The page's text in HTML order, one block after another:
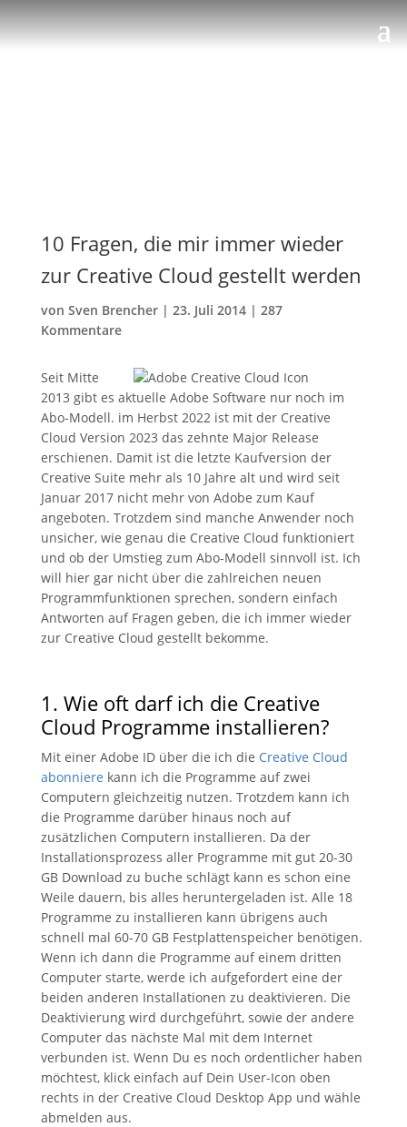
10 Fragen, die mir immer wieder
zur Creative Cloud gestellt werden
von Sven Brencher| 23. Juli 2014 | 287
Kommentare
Seit Mitte
2013 gibt es aktuelle Adobe Software nur noch im
Abo-Modell. im Herbst 2022 ist mit der Creative
Cloud Version 2023 das zehnte Major Release
erschienen. Damit ist die letzte Kaufversion der
Creative Suite mehr als 10 Jahre alt und wird seit
Januar 2017 nicht mehr von Adobe zum Kauf
angeboten. Trotzdem sind manche Anwender noch
unsicher, wie genau die Creative Cloud funktioniert
und ob der Umstieg zum Abo-Modell sinnvoll ist. Ich
will hier gar nicht über die zahlreichen neuen
Programmfunktionen sprechen, sondern einfach
Antworten auf Fragen geben, die ich immer wieder
zur Creative Cloud gestellt bekomme.
1. Wie oft darf ich die Creative
Cloud Programme installieren?
Mit einer Adobe ID über die ich die Creative Cloud
abonniere kann ich die Programme auf zwei
Computern gleichzeitig nutzen. Trotzdem kann ich
die Programme darüber hinaus noch auf
zusätzlichen Computern installieren. Da der
Installationsprozess aller Programme mit gut 20-30
GB Download zu buche schlägt kann es schon eine
Weile dauern, bis alles heruntergeladen ist. Alle 18
Programme zu installieren kann übrigens auch
schnell mal 60-70 GB Festplattenspeicher benötigen.
Wenn ich dann die Programme auf einem dritten
Computer starte, werde ich aufgefordert eine der
beiden anderen Installationen zu deaktivieren. Die
Deaktivierung wird durchgeführt, sowie der andere
Computer das nächste Mal mit dem Internet
verbunden ist. Wenn Du es noch ordentlicher haben
möchtest, klick einfach auf Dein User-Icon oben
rechts in der Creative Cloud Desktop App und wähle
abmelden aus.